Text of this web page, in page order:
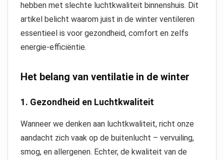
hebben met slechte luchtkwaliteit binnenshuis. Dit
artikel belicht waarom juist in de winter ventileren
essentieel is voor gezondheid, comfort en zelfs
energie-efficiëntie.
Het belang van ventilatie in de winter
1. Gezondheid en Luchtkwaliteit
Wanneer we denken aan luchtkwaliteit, richt onze
aandacht zich vaak op de buitenlucht – vervuiling,
smog, en allergenen. Echter, de kwaliteit van de